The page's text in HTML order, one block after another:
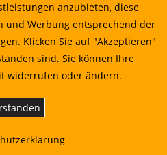
vom Sonnenkaufhaus prüfen
Planung, Wirtschaftlichkeit
vom Sonnenkaufhaus
anzubieten, diese
und Werbung entsprechend der
Klicken Sie auf "Akzeptieren"
sind. Sie können Ihre
widerrufen oder ändern.